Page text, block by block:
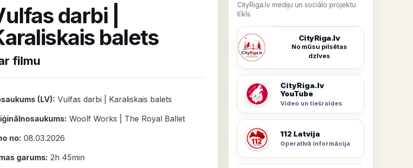
darbi |
balets
filmu
(LV): Vulfas darbi | Karaliskais balets
Woolf Works | The Royal Ballet
no: 08.03.2026
garums: 2h 45min
CityRiga.lv mediju un sociālo projektu
tīkls.
CityRiga.lv
No mūsu pilsētas
dzīves
CityRiga.lv
YouTube
Video un tiešraides
112 Latvija
Operatīvā informācija